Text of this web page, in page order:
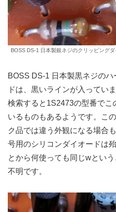
BOSS DS-1 日本製銀ネジのクリッピングダ
BOSS DS-1 日本製黒ネジの
ドは、黒いラインが入っていま
検索すると1S2473の型番でこ
いるものもあるようです。こ
ク品では違う外観になる場合
号用のシリコンダイオードは
とから何使っても同じwとい
不明です。